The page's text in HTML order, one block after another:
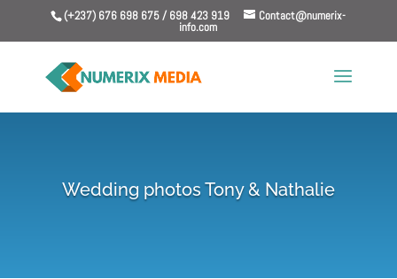
(+237) 676 698 675 / 698 423 919 Contact@numerix-
info.com
Wedding photos Tony & Nathalie